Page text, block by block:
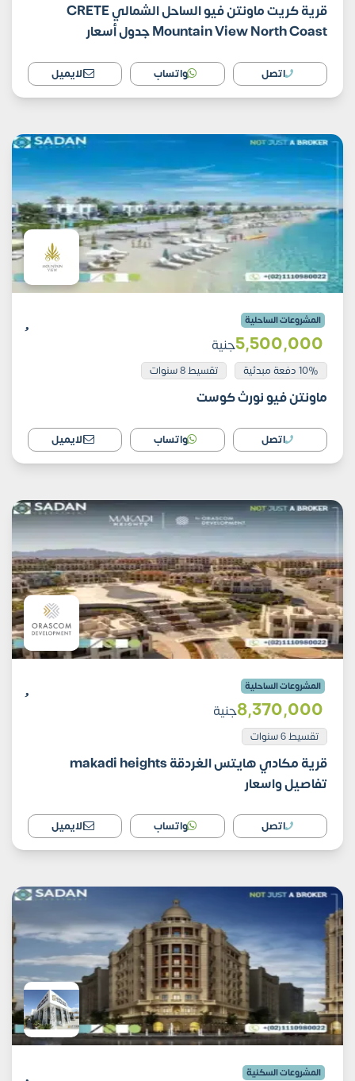
قرية كريت ماونتن فيو الساحل الشمالي CRETE
Mountain View North Coast جدول أسعار
اتصل واتساب الايميل
المشروعات الساحلية
5٬500٬000جنية
10% دفعة مبدئية تقسيط 8 سنوات
ماونتن فيو نورث كوست
اتصل واتساب الايميل
المشروعات الساحلية
8٬370٬000جنية
تقسيط 6 سنوات
قرية مكادي هايتس الغردقة makadi heights
تفاصيل واسعار
اتصل واتساب الايميل
المشروعات السكنية